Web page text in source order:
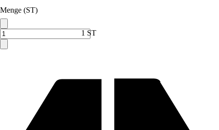
Menge (ST)
1 ST